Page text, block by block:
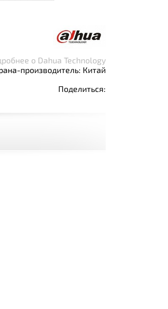
о Dahua Technology
производитель: Китай
Поделиться: